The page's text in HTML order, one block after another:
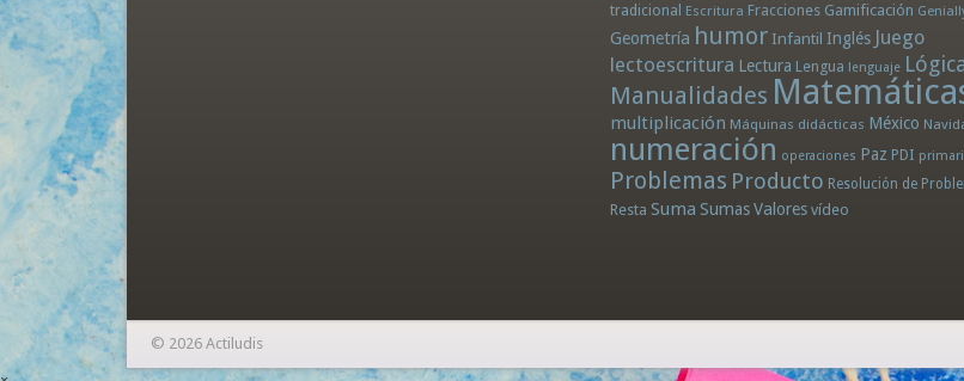
tradicional Escritura Fracciones Gamificación
Geometría humor Infantil Inglés Juego
lectoescritura Lectura Lengua lenguaje
Manualidades
multiplicación Máquinas didácticas México
numeración operaciones Paz PDI
Problemas Producto Resolución de
Resta Suma SumasValores vídeo
© 2026 Actiludis